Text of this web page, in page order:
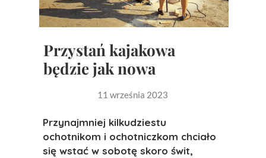
Przystań kajakowa
będzie jak nowa
11 września 2023
Przynajmniej kilkudziestu
ochotnikom i ochotniczkom chciało
się wstać w sobotę skoro świt,